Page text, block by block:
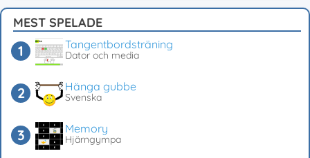
MEST SPELADE
Tangentbordsträning
Dator och media
Hänga gubbe
Svenska
Memory
Hjärngympa